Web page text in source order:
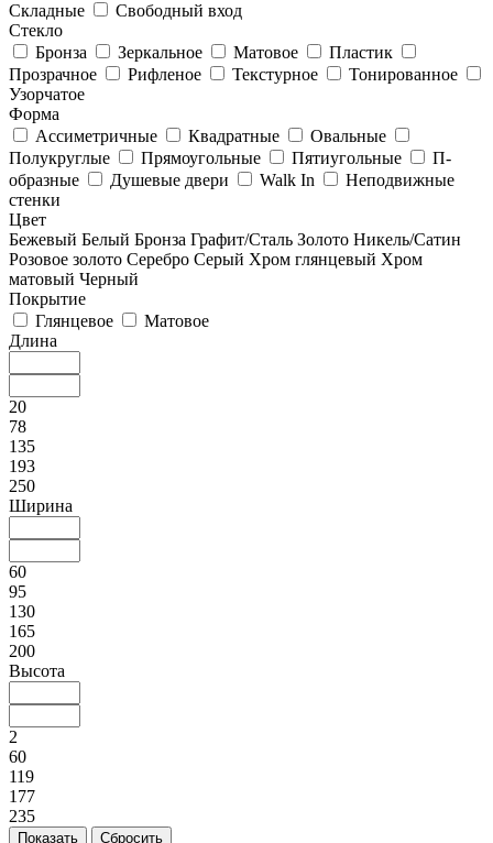
Складные
Свободный вход
Стекло
Бронза
Зеркальное Матовое
Пластик
Прозрачное
Рифленое Текстурное
Тонированное
Узорчатое
Форма
Ассиметричные
Квадратные
Овальные
Полукруглые
Прямоугольные Пятиугольные
П-
образные
Душевые двери Walk In
Неподвижные
стенки
Цвет
Бежевый Белый Бронза Графит/Сталь Золото Никель/Сатин
Розовое золото Серебро Серый Хром глянцевый Хром
матовый Черный
Покрытие
Глянцевое
Матовое
Длина
20
78
135
193
250
Ширина
60
95
130
165
200
Высота
2
60
119
177
235